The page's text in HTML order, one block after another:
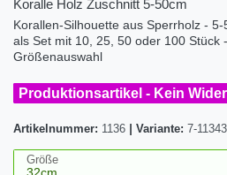
Koralle Holz Zuschnitt 5-50cm
Korallen-Silhouette aus Sperrholz -
als Set mit 10, 25, 50 oder 100 Stück
Größenauswahl
Produktionsartikel - Kein
Artikelnummer: 1136 Variante: 7-
Größe